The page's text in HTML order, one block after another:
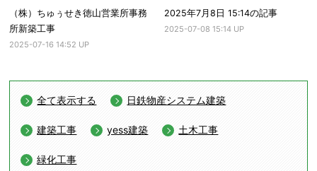
（株）ちゅぅせき徳山営業所事務
所新築工事
2025-07-16 14:52 UP
2025年7月8日 15:14の記事
2025-07-08 15:14 UP
全て表示する 日鉄物産システム建築
建築工事 yess建築 土木工事
緑化工事